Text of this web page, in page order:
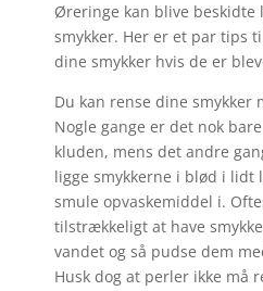
Øreringe kan blive beskidte
smykker. Her er et par tips
dine smykker hvis de er
Du kan rense dine smykker
Nogle gange er det nok
kluden, mens det andre
ligge smykkerne i blød i lidt
smule opvaskemiddel i.
tilstrækkeligt at have
vandet og så pudse dem
Husk dog at perler ikke må